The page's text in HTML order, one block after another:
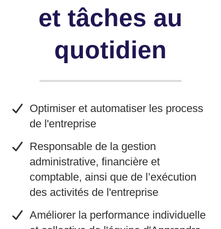
et tâches au
quotidien
Optimiser et automatiser les process
de l'entreprise
​Responsable de la gestion
administrative, financière et
comptable, ainsi que de l’exécution
des activités de l'entreprise
​Améliorer la performance individuelle